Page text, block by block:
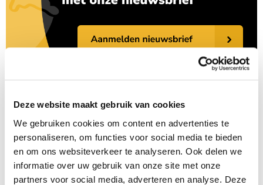
Deze website maakt gebruik van cookies
We gebruiken cookies om content en advertenties te
personaliseren, om functies voor social media te bieden
en om ons websiteverkeer te analyseren. Ook delen we
informatie over uw gebruik van onze site met onze
partners voor social media, adverteren en analyse. Deze
Persoonlijke klantenservice
Maandag t/m vrijdag van 09.00 tot 16.00 staat onze
vakkundige klantenservice klaar.